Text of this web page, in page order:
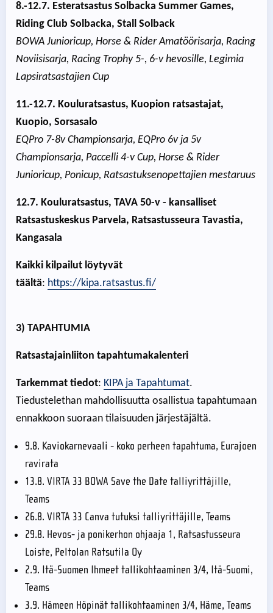
8.-12.7. Esteratsastus Solbacka Summer Games,
Riding Club Solbacka, Stall Solback
BOWA Junioricup, Horse & Rider Amatöörisarja, Racing
Noviisisarja, Racing Trophy 5-, 6-v hevosille, Legimia
Lapsiratsastajien Cup
11.-12.7. Kouluratsastus, Kuopion ratsastajat,
Kuopio, Sorsasalo
EQPro 7-8v Championsarja, EQPro 6v ja 5v
Championsarja, Paccelli 4-v Cup, Horse & Rider
Junioricup, Ponicup, Ratsastuksenopettajien mestaruus
12.7. Kouluratsastus, TAVA 50-v - kansalliset
Ratsastuskeskus Parvela, Ratsastusseura Tavastia,
Kangasala
Kaikki kilpailut löytyvät
täältä: https://kipa.ratsastus.fi/
3) TAPAHTUMIA
Ratsastajainliiton tapahtumakalenteri
Tarkemmat tiedot: KIPA ja Tapahtumat.
Tiedustelethan mahdollisuutta osallistua tapahtumaan
ennakkoon suoraan tilaisuuden järjestäjältä.
9.8. Kaviokarnevaali - koko perheen tapahtuma, Eurajoen
ravirata
13.8. VIRTA 33 BOWA Save the Date talliyrittäjille,
Teams
26.8. VIRTA 33 Canva tutuksi talliyrittäjille, Teams
29.8. Hevos- ja ponikerhon ohjaaja 1, Ratsastusseura
Loiste, Peltolan Ratsutila Oy
2.9. Itä-Suomen Ihmeet tallikohtaaminen 3/4, Itä-Suomi,
Teams
3.9. Hämeen Höpinät tallikohtaaminen 3/4, Häme, Teams